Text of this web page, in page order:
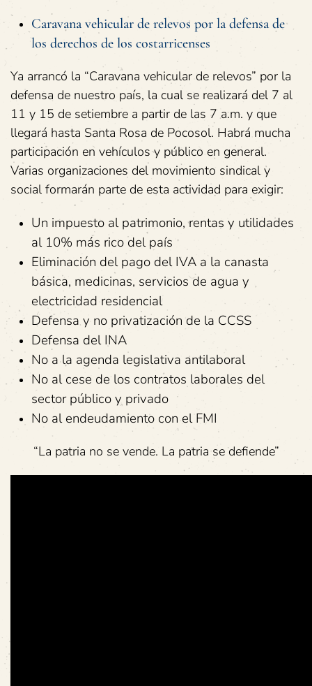
Caravana vehicular de relevos por la defensa de
los derechos de los costarricenses
Ya arrancó la “Caravana vehicular de relevos” por la
defensa de nuestro país, la cual se realizará del 7 al
11 y 15 de setiembre a partir de las 7 a.m. y que
llegará hasta Santa Rosa de Pocosol. Habrá mucha
participación en vehículos y público en general.
Varias organizaciones del movimiento sindical y
social formarán parte de esta actividad para exigir:
Un impuesto al patrimonio, rentas y utilidades
al 10% más rico del país
Eliminación del pago del IVA a la canasta
básica, medicinas, servicios de agua y
electricidad residencial
Defensa y no privatización de la CCSS
Defensa del INA
No a la agenda legislativa antilaboral
No al cese de los contratos laborales del
sector público y privado
No al endeudamiento con el FMI
“La patria no se vende. La patria se defiende”